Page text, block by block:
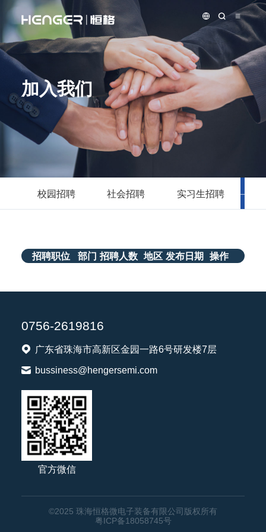
加入我们
校园招聘 社会招聘 实习生招聘
招聘职位 部门 招聘人数 地区 发布日期 操作
0756-2619816
广东省珠海市高新区金园一路6号研发楼7层
bussiness@hengersemi.com
官方微信
©2025 珠海恒格微电子装备有限公司版权所有
粤ICP备18058745号